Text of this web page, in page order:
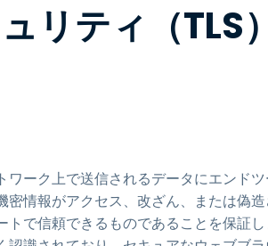
リティ（TLS
ーク上で送信されるデータにエンド
情報がアクセス、改ざん、または偽
で信頼できるものであることを保証